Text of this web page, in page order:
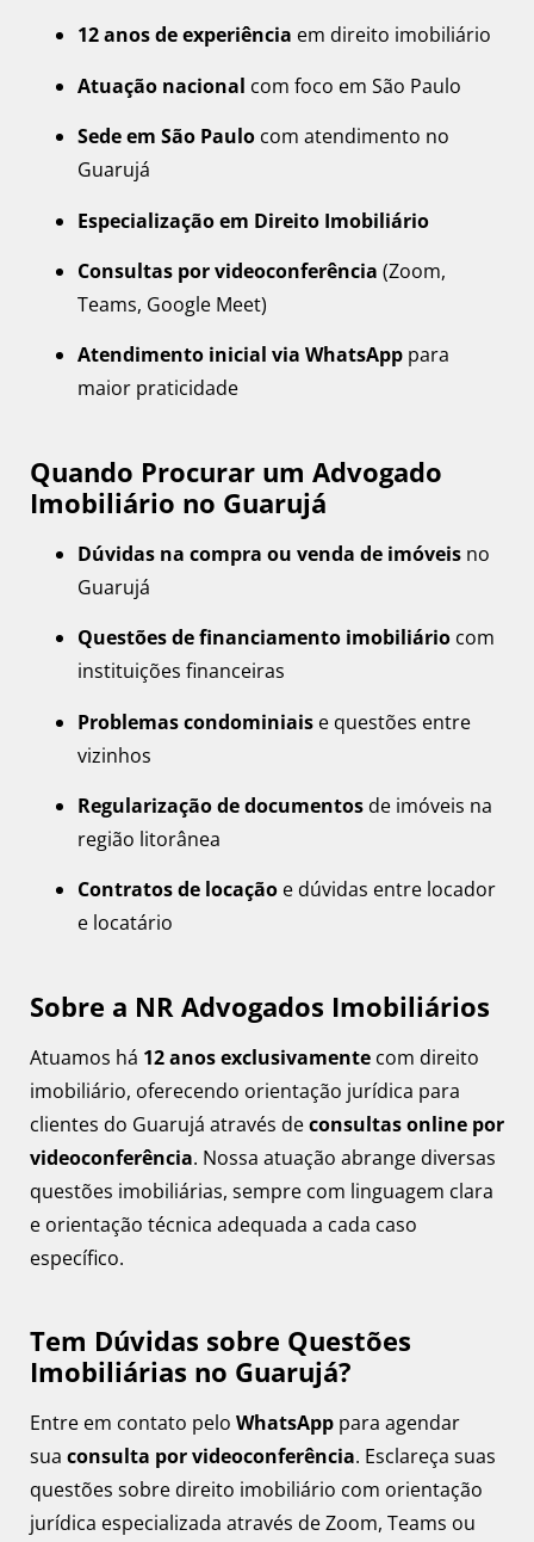
12 anos de experiência em direito imobiliário
Atuação nacional com foco em São Paulo
Sede em São Paulo com atendimento no
Guarujá
Especialização em Direito Imobiliário
Consultas por videoconferência (Zoom,
Teams, Google Meet)
Atendimento inicial via WhatsApp para
maior praticidade
Quando Procurar um Advogado
Imobiliário no Guarujá
Dúvidas na compra ou venda de imóveis no
Guarujá
Questões de financiamento imobiliário com
instituições financeiras
Problemas condominiais e questões entre
vizinhos
Regularização de documentos de imóveis na
região litorânea
Contratos de locação e dúvidas entre locador
e locatário
Sobre a NR Advogados Imobiliários
Atuamos há 12 anos exclusivamente com direito
imobiliário, oferecendo orientação jurídica para
clientes do Guarujá através deconsultas online por
videoconferência. Nossa atuação abrange diversas
questões imobiliárias, sempre com linguagem clara
e orientação técnica adequada a cada caso
específico.
Tem Dúvidas sobre Questões
Imobiliárias no Guarujá?
Entre em contato pelo WhatsApp para agendar
sua consulta por videoconferência. Esclareça suas
questões sobre direito imobiliário com orientação
jurídica especializada através de Zoom, Teams ou